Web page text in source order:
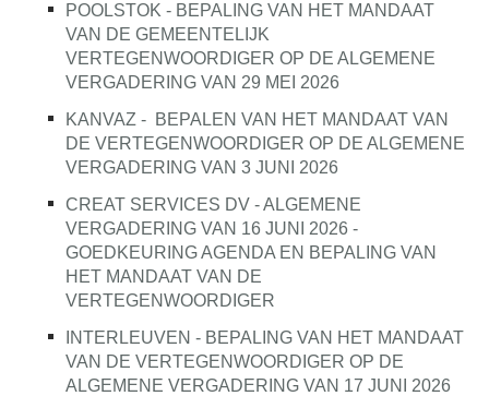
POOLSTOK - BEPALING VAN HET MANDAAT
VAN DE GEMEENTELIJK
VERTEGENWOORDIGER OP DE ALGEMENE
VERGADERING VAN 29 MEI 2026
KANVAZ - BEPALEN VAN HET MANDAAT VAN
DE VERTEGENWOORDIGER OP DE ALGEMENE
VERGADERING VAN 3 JUNI 2026
CREAT SERVICES DV - ALGEMENE
VERGADERING VAN 16 JUNI 2026 -
GOEDKEURING AGENDA EN BEPALING VAN
HET MANDAAT VAN DE
VERTEGENWOORDIGER
INTERLEUVEN - BEPALING VAN HET MANDAAT
VAN DE VERTEGENWOORDIGER OP DE
ALGEMENE VERGADERING VAN 17 JUNI 2026